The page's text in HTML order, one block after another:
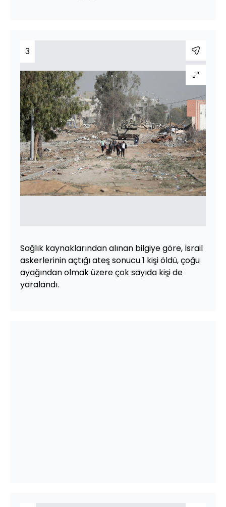
3
Sağlık kaynaklarından alınan bilgiye göre, İsrail
askerlerinin açtığı ateş sonucu 1 kişi öldü, çoğu
ayağından olmak üzere çok sayıda kişi de
yaralandı.